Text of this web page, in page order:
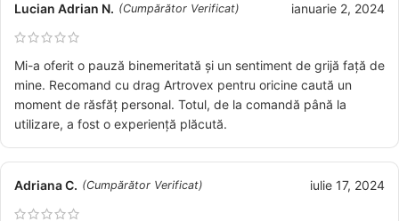
Lucian Adrian N. (Cumpărător Verificat) ianuarie 2, 2024
Mi-a oferit o pauză binemeritată și un sentiment de grijă față de
mine. Recomand cu drag Artrovex pentru oricine caută un
moment de răsfăț personal. Totul, de la comandă până la
utilizare, a fost o experiență plăcută.
Adriana C. (Cumpărător Verificat) iulie 17, 2024